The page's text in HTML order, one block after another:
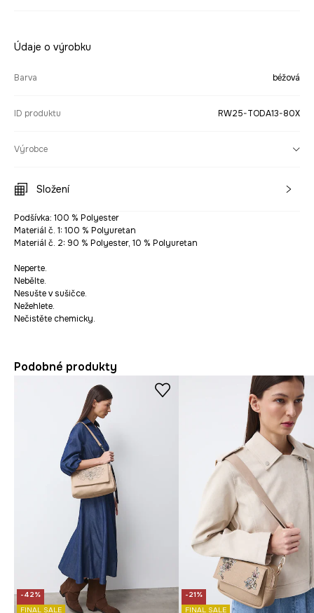
Údaje o výrobku
Barva béžová
ID produktu RW25-TODA13-80X
Výrobce
Složení
Podšívka: 100 % Polyester
Materiál č. 1: 100 % Polyuretan
Materiál č. 2: 90 % Polyester, 10 % Polyuretan
Neperte.
Nebělte.
Nesušte v sušičce.
Nežehlete.
Nečistěte chemicky.
Podobné produkty
-42%
FINAL SALE
-21%
FINAL SALE